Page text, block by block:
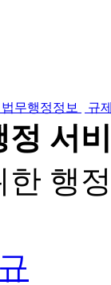
법무행정정보 규
정 서
행